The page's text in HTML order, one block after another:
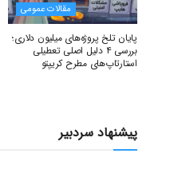
مقالات عمومی
پایان تلخ پروژه‌های میلیون دلاری؛
بررسی ۴ دلیل اصلی تعطیلی
استارتاپ‌های مطرح کریپتو
پیشنهاد سردبیر